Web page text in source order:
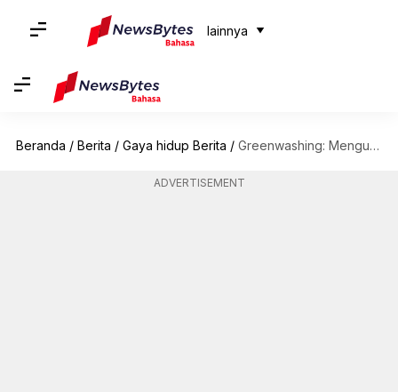
lainnya
Beranda / Berita / Gaya hidup Berita / Greenwashing: Mengungkap sisi yang tidak terlalu hijau dari pemasaran lingkungan
ADVERTISEMENT